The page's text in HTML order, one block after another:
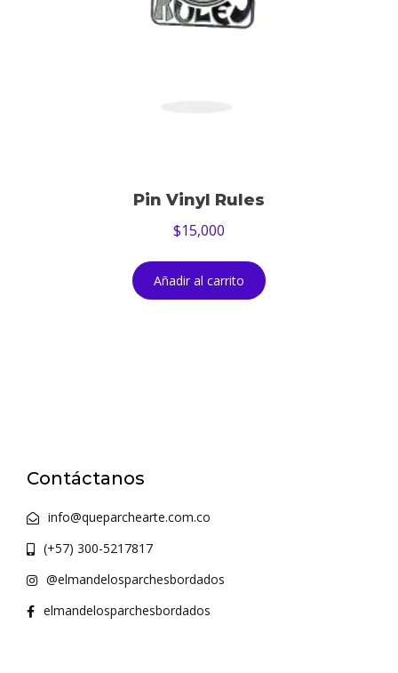
Pin Vinyl Rules
$15,000
Añadir al carrito
Contáctanos
info@queparchearte.com.co
(+57) 300-5217817
@elmandelosparchesbordados
elmandelosparchesbordados